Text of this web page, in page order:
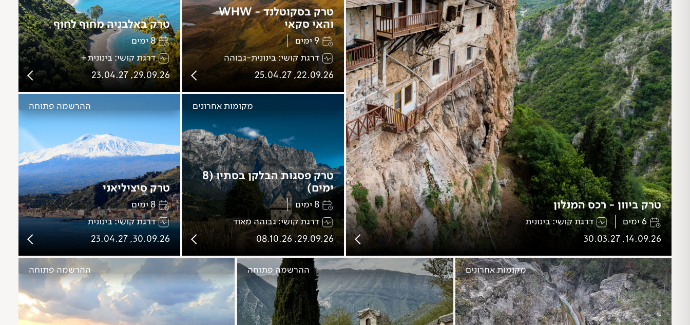
טרק ביוון - רכס המנלון
6 ימים
דרגת קושי: בינונית
14.09.26, 30.03.27
טרק בסקוטלנד - WHW
והאי סקאי
9 ימים
דרגת קושי: בינונית-גבוהה
22.09.26, 25.04.27
טרק באלבניה מחוף לחוף
8 ימים
דרגת קושי: בינונית+
29.09.26, 23.04.27
מקומות אחרונים
טרק פסגות הבלקן בסתיו (8
ימים)
8 ימים
דרגת קושי: גבוהה מאוד
29.09.26, 08.10.26
ההרשמה פתוחה
טרק סיציליאני
8 ימים
דרגת קושי: בינונית
30.09.26, 23.04.27
מקומות אחרונים ההרשמה פתוחה ההרשמה פתוחה